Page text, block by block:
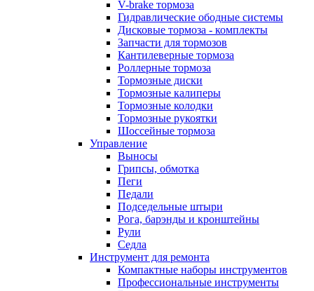
V-brake тормоза
Гидравлические ободные системы
Дисковые тормоза - комплекты
Запчасти для тормозов
Кантилеверные тормоза
Роллерные тормоза
Тормозные диски
Тормозные калиперы
Тормозные колодки
Тормозные рукоятки
Шоссейные тормоза
Управление
Выносы
Грипсы, обмотка
Пеги
Педали
Подседельные штыри
Рога, барэнды и кронштейны
Рули
Седла
Инструмент для ремонта
Компактные наборы инструментов
Профессиональные инструменты